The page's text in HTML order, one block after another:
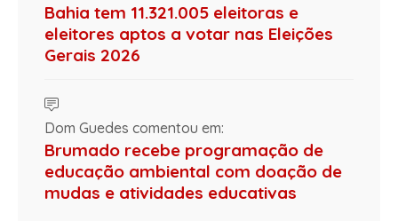
Bahia tem 11.321.005 eleitoras e
eleitores aptos a votar nas Eleições
Gerais 2026
Dom Guedes comentou em:
Brumado recebe programação de
educação ambiental com doação de
mudas e atividades educativas